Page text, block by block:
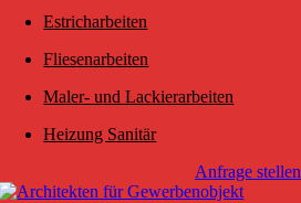
Estricharbeiten
Fliesenarbeiten
Maler- und Lackierarbeiten
Heizung Sanitär
Anfrage stellen